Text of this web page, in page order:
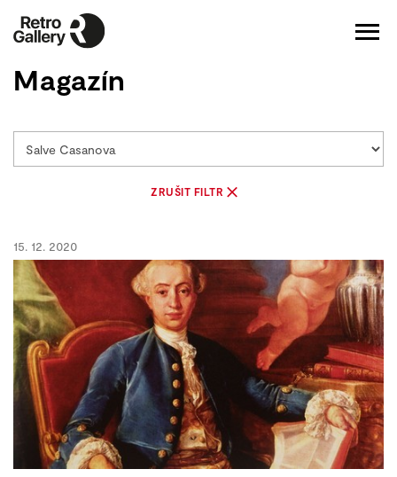
Magazín
ZRUŠIT FILTR
15. 12. 2020